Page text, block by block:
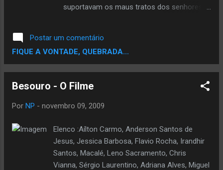
suportavam os maus tratos dos senhores,
famosa dessas comunidades foi a do
Quilombo dos Palmares, cuja história é
contada neste filme. Nesse quilombo não
juntaram também índios e brancos que eram
perseguidos ou estavam insatisfeitos com a
Toni Tornado) é o lider, o rei dessa
comunidade. Dandara (Zezé Motta) é sua
mulher, Zumbi (Antonio Pompeo) é seu
sucessor, morto em 20 de Novembro 1695.
Postar um comentário
FIQUE A VONTADE, QUEBRADA...
Besouro - O Filme
Por NP - novembro 09, 2009
Elenco :Aílton Carmo, Anderson Santos de
Jesus, Jessica Barbosa, Flavio Rocha, Irandhir
Santos, Macalé, Leno Sacramento, Chris
Vianna, Sérgio Laurentino, Adriana Alves, Miguel